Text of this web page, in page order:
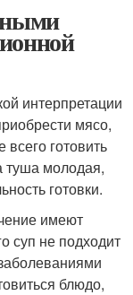
интерпретации
мясо,
готовить
туша молодая,
готовки.
имеют
суп не подходит
блюдо,